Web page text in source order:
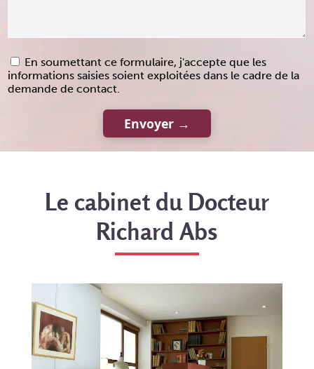
En soumettant ce formulaire, j'accepte que les
informations saisies soient exploitées dans le cadre de la
demande de contact.
Le cabinet du Docteur
Richard Abs